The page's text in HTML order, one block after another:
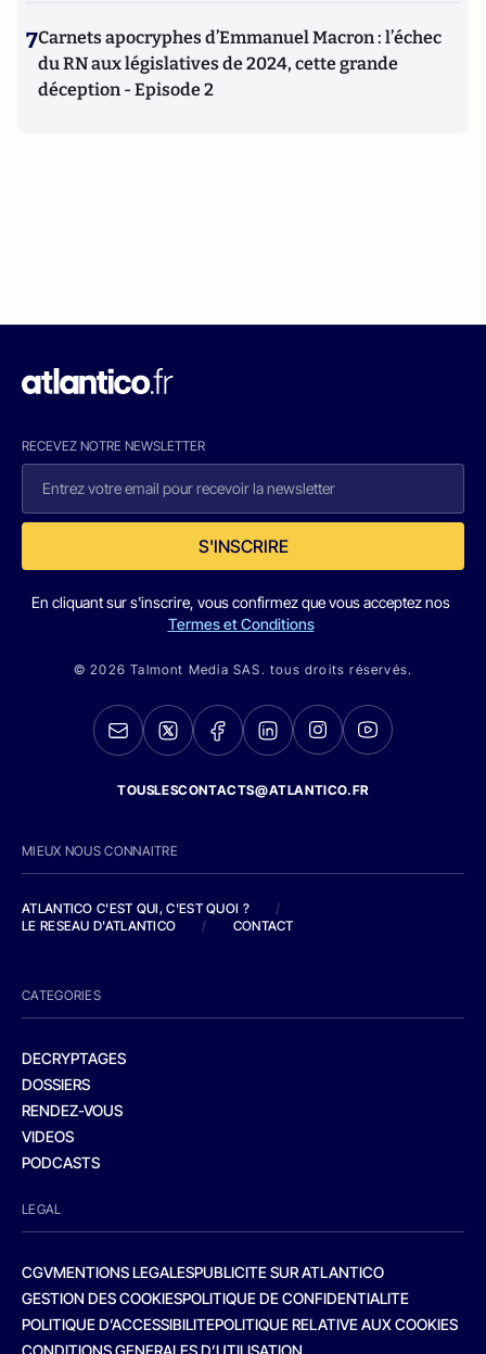
7Carnets apocryphes d’Emmanuel Macron : l’échec
du RN aux législatives de 2024, cette grande
déception - Episode 2
RECEVEZ NOTRE NEWSLETTER
S'INSCRIRE
En cliquant sur s'inscrire, vous confirmez que vous acceptez nos
Termes et Conditions
© 2026 Talmont Media SAS. tous droits réservés.
TOUSLESCONTACTS@ATLANTICO.FR
MIEUX NOUS CONNAITRE
ATLANTICO C'EST QUI, C'EST QUOI ?
/
LE RESEAU D'ATLANTICO
/ CONTACT
CATEGORIES
DECRYPTAGES
DOSSIERS
RENDEZ-VOUS
VIDEOS
PODCASTS
LEGAL
CGVMENTIONS LEGALESPUBLICITE SUR ATLANTICO
GESTION DES COOKIESPOLITIQUE DE CONFIDENTIALITE
POLITIQUE D’ACCESSIBILITEPOLITIQUE RELATIVE AUX COOKIES
CONDITIONS GENERALES D’UTILISATION